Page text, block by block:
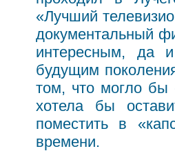
«Лучший
документальный
интересным, да
будущим
том, что могло бы
хотела бы
поместить в
времени.